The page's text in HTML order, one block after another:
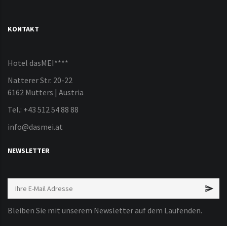
KONTAKT
Hotel dasMEI****
Natterer Str. 20-22
6162 Mutters | Austria
Tel.: +43 512 54 88 88
info@dasmei.at
NEWSLETTER
Bleiben Sie mit unserem Newsletter auf dem Laufenden.